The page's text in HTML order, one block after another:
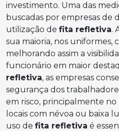
investimento. Uma das
buscadas por empresas de
utilização de fita refletiva.
sua maioria, nos uniformes,
melhorando assim a
funcionário em maior
refletiva, as empresas
segurança dos
em risco, principalmente
locais com névoa ou baixa
uso de fita refletiva é